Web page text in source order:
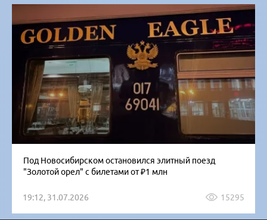
Под Новосибирском остановился элитный поезд
"Золотой орел" с билетами от ₽1 млн
19:12, 31.07.2026 15295